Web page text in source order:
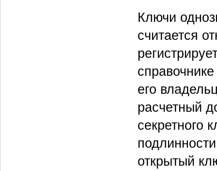
Ключи
считается
его
расчетный
секретного
открытый